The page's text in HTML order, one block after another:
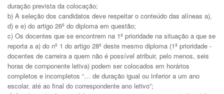
duração prevista da colocação;
b) A seleção dos candidatos deve respeitar o conteúdo das alíneas a),
d) e e) do artigo 26º do diploma em questão;
c) Os docentes que se encontrem na 1ª prioridade na situação a que se
reporta a a) do nº 1 do artigo 28º deste mesmo diploma (1ª prioridade -
docentes de carreira a quem não é possível atribuir, pelo menos, seis
horas de componente letiva) podem ser colocados em horários
completos e incompletos “… de duração igual ou inferior a um ano
escolar, até ao final do correspondente ano letivo”;